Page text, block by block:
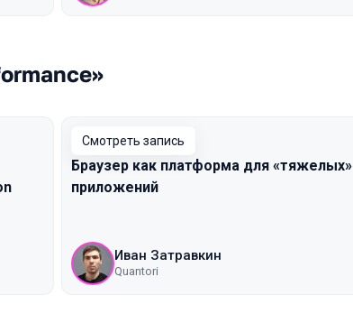
Смотреть запись
Браузер как платформа для «тяжелых»
приложений
Иван Затравкин
Quantori